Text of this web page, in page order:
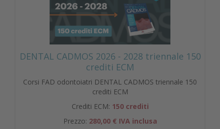
DENTAL CADMOS 2026 - 2028 triennale 150
crediti ECM
Corsi FAD odontoiatri DENTAL CADMOS triennale 150
crediti ECM
Crediti ECM: 150 crediti
Prezzo: 280,00 € IVA inclusa